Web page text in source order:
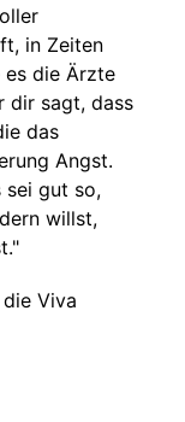
in Zeiten
die Ärzte
dir sagt, dass
das
Angst.
sei gut so,
willst,
Viva